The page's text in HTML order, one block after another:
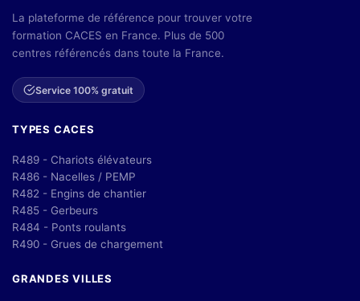
La plateforme de référence pour trouver votre
formation CACES en France. Plus de 500
centres référencés dans toute la France.
Service 100% gratuit
TYPES CACES
R489 - Chariots élévateurs
R486 - Nacelles / PEMP
R482 - Engins de chantier
R485 - Gerbeurs
R484 - Ponts roulants
R490 - Grues de chargement
GRANDES VILLES